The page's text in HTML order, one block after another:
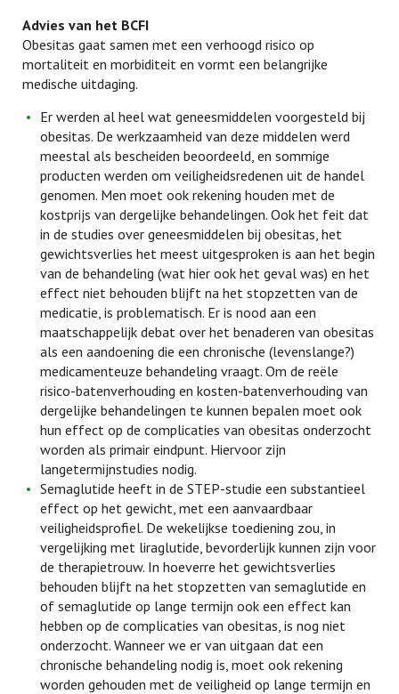
Advies van het BCFI
Obesitas gaat samen met een verhoogd risico op
mortaliteit en morbiditeit en vormt een belangrijke
medische uitdaging.
Er werden al heel wat geneesmiddelen voorgesteld bij
obesitas. De werkzaamheid van deze middelen werd
meestal als bescheiden beoordeeld, en sommige
producten werden om veiligheidsredenen uit de handel
genomen. Men moet ook rekening houden met de
kostprijs van dergelijke behandelingen. Ook het feit dat
in de studies over geneesmiddelen bij obesitas, het
gewichtsverlies het meest uitgesproken is aan het begin
van de behandeling (wat hier ook het geval was) en het
effect niet behouden blijft na het stopzetten van de
medicatie, is problematisch. Er is nood aan een
maatschappelijk debat over het benaderen van obesitas
als een aandoening die een chronische (levenslange?)
medicamenteuze behandeling vraagt. Om de reële
risico-batenverhouding en kosten-batenverhouding van
dergelijke behandelingen te kunnen bepalen moet ook
hun effect op de complicaties van obesitas onderzocht
worden als primair eindpunt. Hiervoor zijn
langetermijnstudies nodig.
Semaglutide heeft in de STEP-studie een substantieel
effect op het gewicht, met een aanvaardbaar
veiligheidsprofiel. De wekelijkse toediening zou, in
vergelijking met liraglutide, bevorderlijk kunnen zijn voor
de therapietrouw. In hoeverre het gewichtsverlies
behouden blijft na het stopzetten van semaglutide en
of semaglutide op lange termijn ook een effect kan
hebben op de complicaties van obesitas, is nog niet
onderzocht. Wanneer we er van uitgaan dat een
chronische behandeling nodig is, moet ook rekening
worden gehouden met de veiligheid op lange termijn en